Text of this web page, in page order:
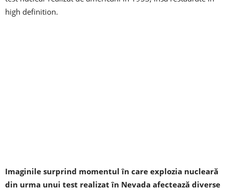
high definition.
Imaginile surprind momentul în care explozia nucleară
din urma unui test realizat în Nevada afectează diverse